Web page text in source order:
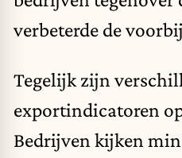
verbeterde de
Tegelijk zijn
exportindicatoren
Bedrijven kijken